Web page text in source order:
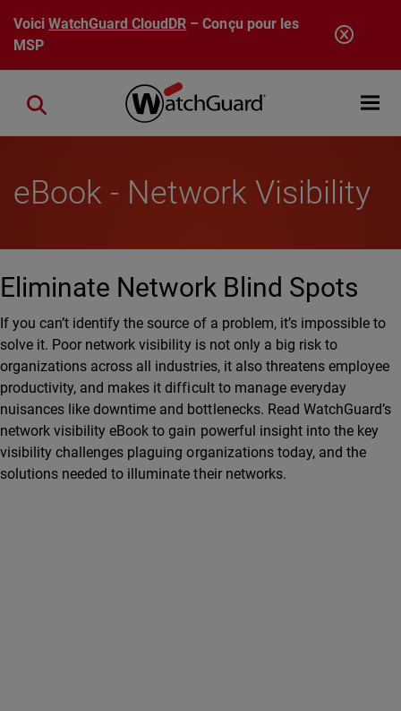
Aller au contenu principal
VoiciWatchGuard CloudDR – Conçu pour les
MSP
Open
Close search
eBook - Network Visibility
Eliminate Network Blind Spots
If you can’t identify the source of a problem, it’s impossible to
solve it. Poor network visibility is not only a big risk to
organizations across all industries, it also threatens employee
productivity, and makes it difficult to manage everyday
nuisances like downtime and bottlenecks. Read WatchGuard’s
network visibility eBook to gain powerful insight into the key
visibility challenges plaguing organizations today, and the
solutions needed to illuminate their networks.